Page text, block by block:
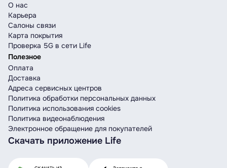
О нас
Карьера
Салоны связи
Карта покрытия
Проверка 5G в сети Life
Полезное
Оплата
Доставка
Адреса сервисных центров
Политика обработки персональных данных
Политика использования cookies
Политика видеонаблюдения
Электронное обращение для покупателей
Скачать приложение Life